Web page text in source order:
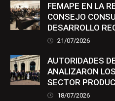
FEMAPE EN LA
CONSEJO
DESARROLLO
21/07/2026
AUTORIDADES
ANALIZARON
SECTOR
18/07/2026